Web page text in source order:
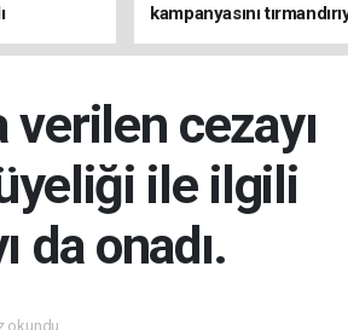
kampanyasını
verilen cezayı
ile ilgili
da onadı.
okundu.